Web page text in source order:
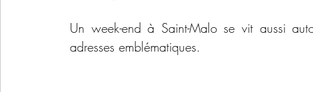
Un week-end à Saint-Malo se vit aussi
adresses emblématiques.